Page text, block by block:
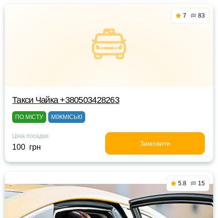
7 83
Такси Чайка +380503428263
ПО МІСТУ МІЖМІСЬКІ
Ціна посадки
100 грн Замовити
5.8 15